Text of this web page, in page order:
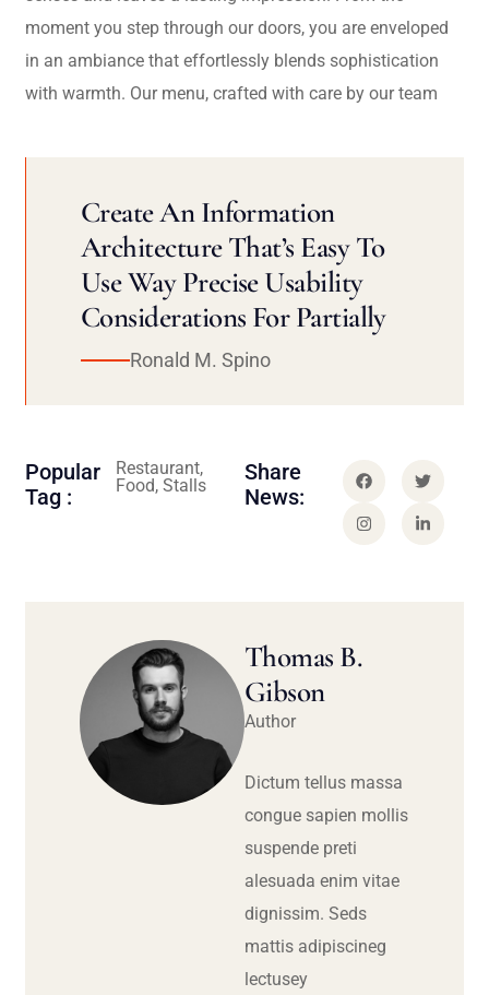
moment you step through our doors, you are enveloped
in an ambiance that effortlessly blends sophistication
with warmth. Our menu, crafted with care by our team
Create An Information
Architecture That’s Easy To
Use Way Precise Usability
Considerations For Partially
Ronald M. Spino
Popular
Tag :
Restaurant,
Food, Stalls
Share
News:
Thomas B.
Gibson
Author
Dictum tellus massa
congue sapien mollis
suspende preti
alesuada enim vitae
dignissim. Seds
mattis adipiscineg
lectusey